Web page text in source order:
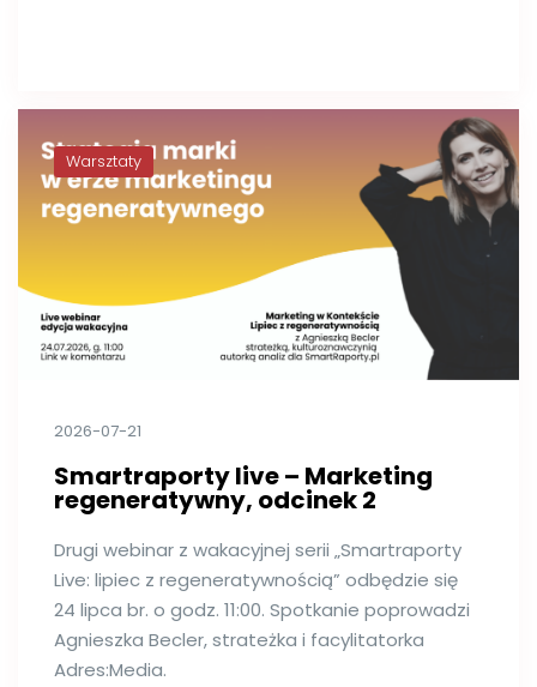
Warsztaty
2026-07-21
Smartraporty live – Marketing
regeneratywny, odcinek 2
Drugi webinar z wakacyjnej serii „Smartraporty
Live: lipiec z regeneratywnością” odbędzie się
24 lipca br. o godz. 11:00. Spotkanie poprowadzi
Agnieszka Becler, strateżka i facylitatorka
Adres:Media.